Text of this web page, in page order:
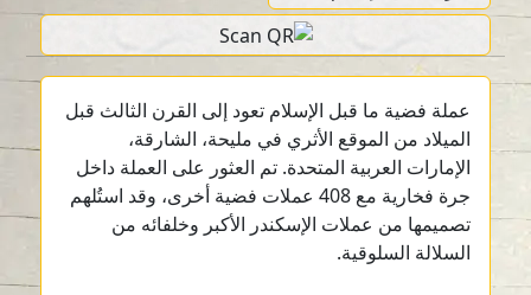
عملة فضية ما قبل الإسلام تعود إلى القرن الثالث قبل
الميلاد من الموقع الأثري في مليحة، الشارقة،
الإمارات العربية المتحدة. تم العثور على العملة داخل
جرة فخارية مع 408 عملات فضية أخرى، وقد استُلهم
تصميمها من عملات الإسكندر الأكبر وخلفائه من
السلالة السلوقية.